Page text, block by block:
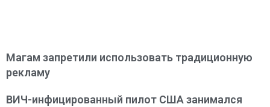
Магам запретили использовать традиционную
рекламу
ВИЧ-инфицированный пилот США занимался